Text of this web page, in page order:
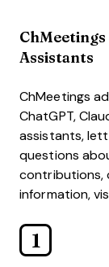
1
Assistants
ChMeetings
ChatGPT,
assistants,
questions
contributions,
information,